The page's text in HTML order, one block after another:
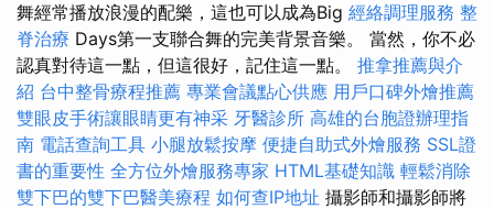
舞經常播放浪漫的配樂，這也可以成為Big 經絡調理服務 整
脊治療 Days第一支聯合舞的完美背景音樂。 當然，你不必
認真對待這一點，但這很好，記住這一點。 推拿推薦與介
紹 台中整骨療程推薦 專業會議點心供應 用戶口碑外燴推薦
雙眼皮手術讓眼睛更有神采 牙醫診所 高雄的台胞證辦理指
南 電話查詢工具 小腿放鬆按摩 便捷自助式外燴服務 SSL證
書的重要性 全方位外燴服務專家 HTML基礎知識 輕鬆消除
雙下巴的雙下巴醫美療程 如何查IP地址 攝影師和攝影師將